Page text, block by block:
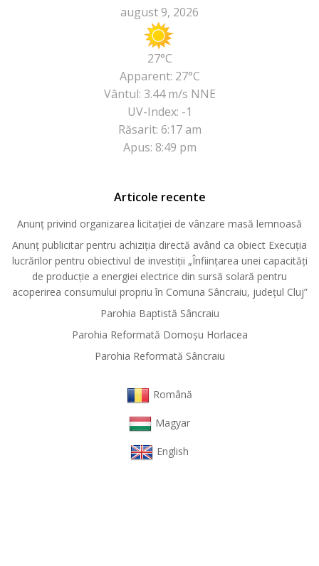
august 9, 2026
27°C
Apparent: 27°C
Vântul: 3.44 m/s NNE
UV-Index: -1
Răsarit: 6:17 am
Apus: 8:49 pm
Articole recente
Anunț privind organizarea licitației de vânzare masă lemnoasă
Anunț publicitar pentru achiziția directă având ca obiect Execuția
lucrărilor pentru obiectivul de investiții „Înființarea unei capacități
de producție a energiei electrice din sursă solară pentru
acoperirea consumului propriu în Comuna Sâncraiu, județul Cluj”
Parohia Baptistă Sâncraiu
Parohia Reformată Domoşu Horlacea
Parohia Reformată Sâncraiu
Română
Magyar
English